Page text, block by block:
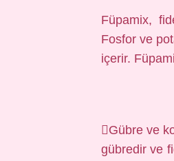
Füpamix,
Fosfor ve
içerir.
Gübre ve
gübredir ve